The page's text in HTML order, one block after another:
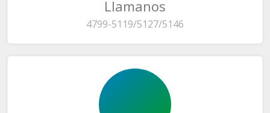
Llamanos
4799-5119/5127/5146